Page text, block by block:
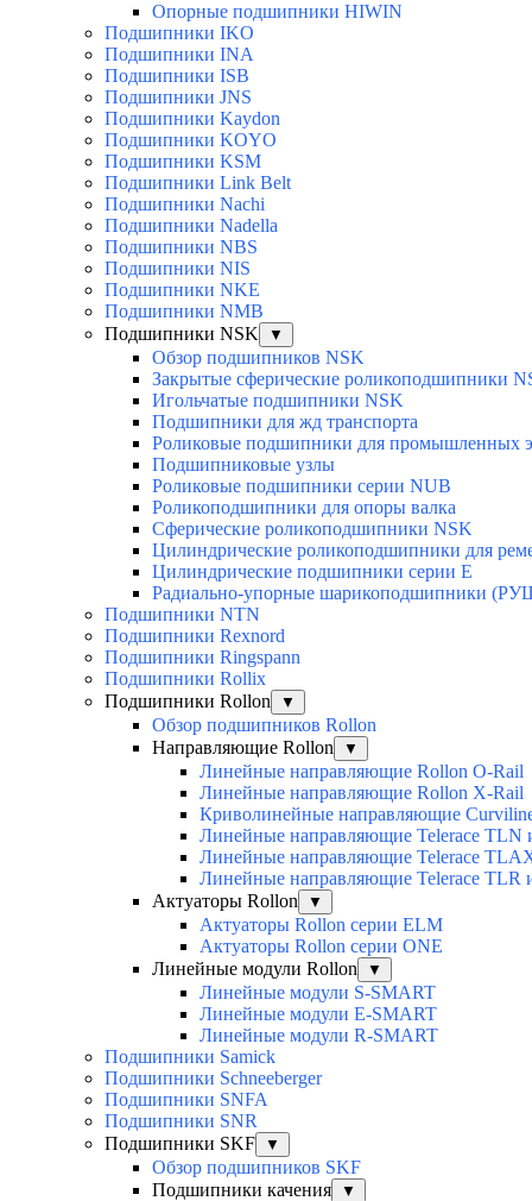
Опорные подшипники HIWIN
Подшипники IKO
Подшипники INA
Подшипники ISB
Подшипники JNS
Подшипники Kaydon
Подшипники KOYO
Подшипники KSM
Подшипники Link Belt
Подшипники Nachi
Подшипники Nadella
Подшипники NBS
Подшипники NIS
Подшипники NKE
Подшипники NMB
Подшипники NSK
▼
Обзор подшипников NSK
Закрытые сферические роликоподшипники
Игольчатые подшипники NSK
Подшипники для жд транспорта
Роликовые подшипники для промышленных
Подшипниковые узлы
Роликовые подшипники серии NUB
Роликоподшипники для опоры валка
Сферические роликоподшипники NSK
Цилиндрические роликоподшипники для
Цилиндрические подшипники серии E
Радиально-упорные шарикоподшипники
Подшипники NTN
Подшипники Rexnord
Подшипники Ringspann
Подшипники Rollix
Подшипники Rollon
▼
Обзор подшипников Rollon
Направляющие Rollon
▼
Линейные направляющие Rollon O-Rail
Линейные направляющие Rollon X-Rail
Криволинейные направляющие
Линейные направляющие Telerace TLN
Линейные направляющие Telerace
Линейные направляющие Telerace TLR
Актуаторы Rollon
▼
Актуаторы Rollon серии ELM
Актуаторы Rollon серии ONE
Линейные модули Rollon
▼
Линейные модули S-SMART
Линейные модули E-SMART
Линейные модули R-SMART
Подшипники Samick
Подшипники Schneeberger
Подшипники SNFA
Подшипники SNR
Подшипники SKF
▼
Обзор подшипников SKF
Подшипники качения
▼